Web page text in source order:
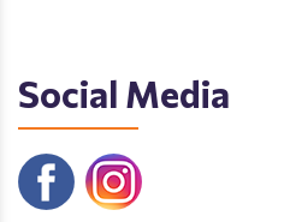
Social Media